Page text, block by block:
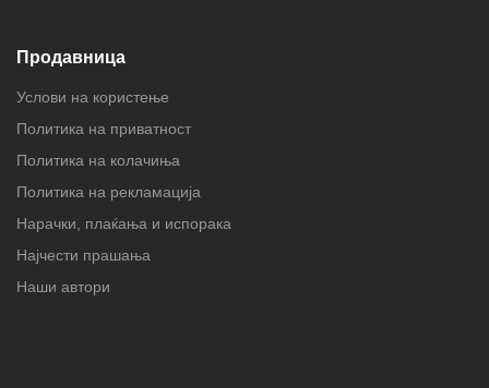
Продавница
Услови на користење
Политика на приватност
Политика на колачиња
Политика на рекламација
Нарачки, плаќања и испорака
Најчести прашања
Наши автори